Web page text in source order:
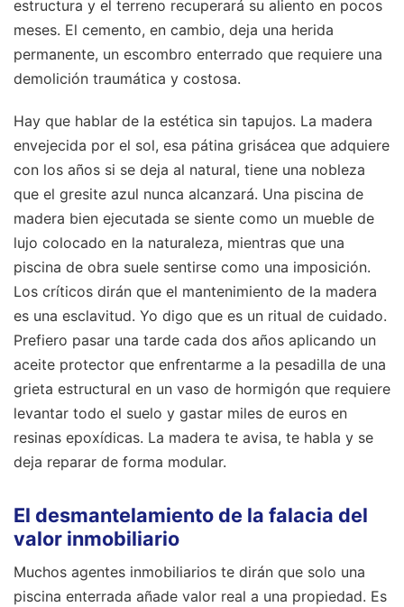
estructura y el terreno recuperará su aliento en pocos
meses. El cemento, en cambio, deja una herida
permanente, un escombro enterrado que requiere una
demolición traumática y costosa.
Hay que hablar de la estética sin tapujos. La madera
envejecida por el sol, esa pátina grisácea que adquiere
con los años si se deja al natural, tiene una nobleza
que el gresite azul nunca alcanzará. Una piscina de
madera bien ejecutada se siente como un mueble de
lujo colocado en la naturaleza, mientras que una
piscina de obra suele sentirse como una imposición.
Los críticos dirán que el mantenimiento de la madera
es una esclavitud. Yo digo que es un ritual de cuidado.
Prefiero pasar una tarde cada dos años aplicando un
aceite protector que enfrentarme a la pesadilla de una
grieta estructural en un vaso de hormigón que requiere
levantar todo el suelo y gastar miles de euros en
resinas epoxídicas. La madera te avisa, te habla y se
deja reparar de forma modular.
El desmantelamiento de la falacia del
valor inmobiliario
Muchos agentes inmobiliarios te dirán que solo una
piscina enterrada añade valor real a una propiedad. Es